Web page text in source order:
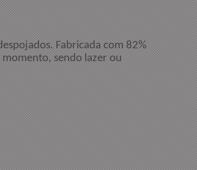
Fabricada com 82%
sendo lazer ou